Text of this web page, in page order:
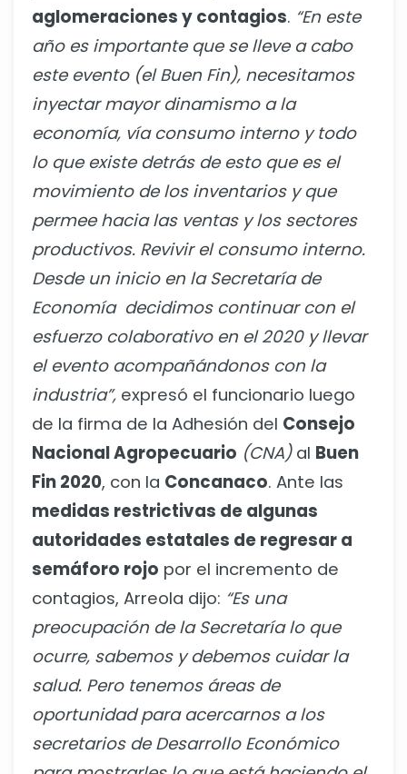
aglomeraciones y contagios. “En este
año es importante que se lleve a cabo
este evento (el Buen Fin), necesitamos
inyectar mayor dinamismo a la
economía, vía consumo interno y todo
lo que existe detrás de esto que es el
movimiento de los inventarios y que
permee hacia las ventas y los sectores
productivos. Revivir el consumo interno.
Desde un inicio en la Secretaría de
Economía decidimos continuar con el
esfuerzo colaborativo en el 2020 y llevar
el evento acompañándonos con la
industria”, expresó el funcionario luego
de la firma de la Adhesión del Consejo
Nacional Agropecuario (CNA)al Buen
Fin 2020, con la Concanaco. Ante las
medidas restrictivas de algunas
autoridades estatales de regresar a
semáforo rojo por el incremento de
contagios, Arreola dijo: “Es una
preocupación de la Secretaría lo que
ocurre, sabemos y debemos cuidar la
salud. Pero tenemos áreas de
oportunidad para acercarnos a los
secretarios de Desarrollo Económico